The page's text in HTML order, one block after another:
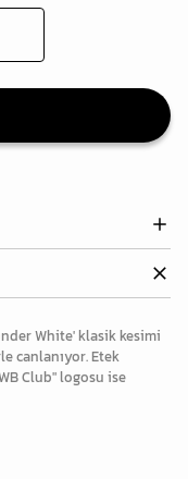
White' klasik kesimi
canlanıyor. Etek
Club" logosu ise